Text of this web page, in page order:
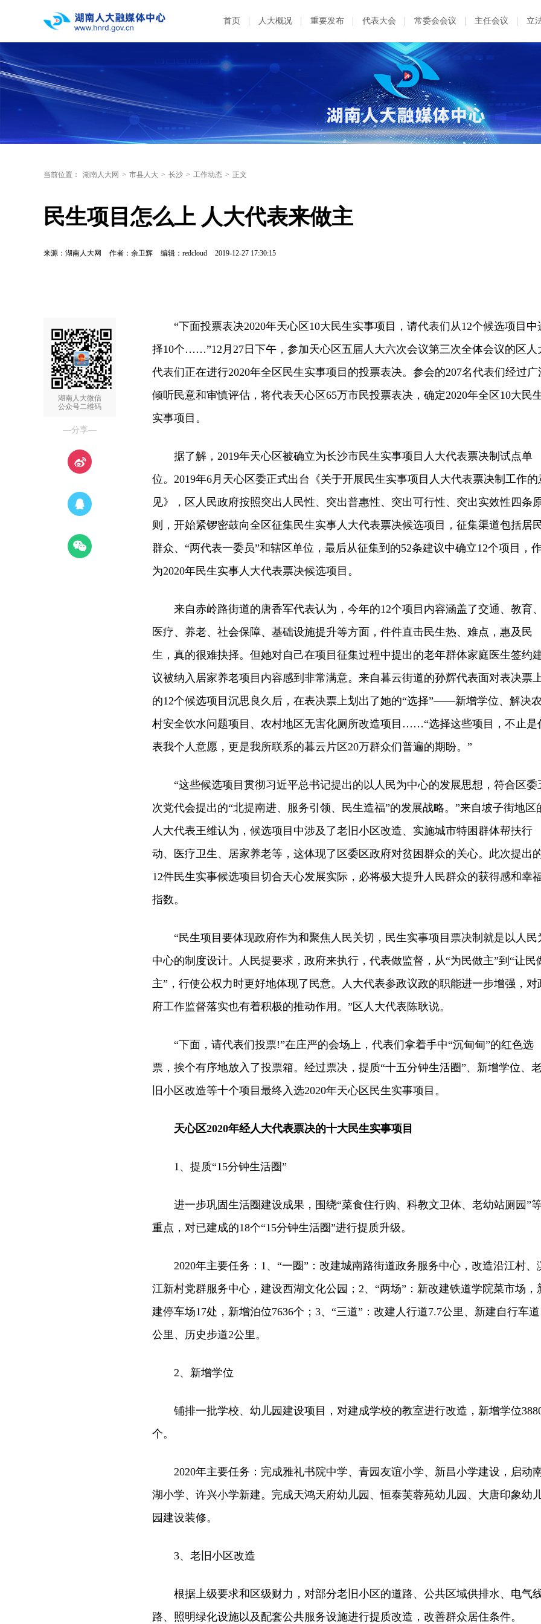
首页 人大概况 重要发布 代表大会 常委会会议 主任会议 立
当前位置： 湖南人大网 > 市县人大 > 长沙 > 工作动态 > 正文
民生项目怎么上 人大代表来做主
来源：湖南人大网 作者：余卫辉 编辑：redcloud 2019-12-27 17:30:15
湖南人大微信
公众号二维码
—分享—
“下面投票表决2020年天心区10大民生实事项目，请代表们从12个候选项目中
择10个……”12月27日下午，参加天心区五届人大六次会议第三次全体会议的区人
代表们正在进行2020年全区民生实事项目的投票表决。参会的207名代表们经过广
倾听民意和审慎评估，将代表天心区65万市民投票表决，确定2020年全区10大民
实事项目。
据了解，2019年天心区被确立为长沙市民生实事项目人大代表票决制试点单
位。2019年6月天心区委正式出台《关于开展民生实事项目人大代表票决制工作的
见》，区人民政府按照突出人民性、突出普惠性、突出可行性、突出实效性四条
则，开始紧锣密鼓向全区征集民生实事人大代表票决候选项目，征集渠道包括居
群众、“两代表一委员”和辖区单位，最后从征集到的52条建议中确立12个项目，
为2020年民生实事人大代表票决候选项目。
来自赤岭路街道的唐香军代表认为，今年的12个项目内容涵盖了交通、教育、
医疗、养老、社会保障、基础设施提升等方面，件件直击民生热、难点，惠及民
生，真的很难抉择。但她对自己在项目征集过程中提出的老年群体家庭医生签约
议被纳入居家养老项目内容感到非常满意。来自暮云街道的孙辉代表面对表决票
的12个候选项目沉思良久后，在表决票上划出了她的“选择”——新增学位、解决农
村安全饮水问题项目、农村地区无害化厕所改造项目……“选择这些项目，不止是
表我个人意愿，更是我所联系的暮云片区20万群众们普遍的期盼。”
“这些候选项目贯彻习近平总书记提出的以人民为中心的发展思想，符合区委
次党代会提出的“北提南进、服务引领、民生造福”的发展战略。”来自坡子街地区
人大代表王维认为，候选项目中涉及了老旧小区改造、实施城市特困群体帮扶行
动、医疗卫生、居家养老等，这体现了区委区政府对贫困群众的关心。此次提出
12件民生实事候选项目切合天心发展实际，必将极大提升人民群众的获得感和幸
指数。
“民生项目要体现政府作为和聚焦人民关切，民生实事项目票决制就是以人民
中心的制度设计。人民提要求，政府来执行，代表做监督，从“为民做主”到“让民
主”，行使公权力时更好地体现了民意。人大代表参政议政的职能进一步增强，对
府工作监督落实也有着积极的推动作用。”区人大代表陈耿说。
“下面，请代表们投票!”在庄严的会场上，代表们拿着手中“沉甸甸”的红色选
票，挨个有序地放入了投票箱。经过票决，提质“十五分钟生活圈”、新增学位、
旧小区改造等十个项目最终入选2020年天心区民生实事项目。
天心区2020年经人大代表票决的十大民生实事项目
1、提质“15分钟生活圈”
进一步巩固生活圈建设成果，围绕“菜食住行购、科教文卫体、老幼站厕园”
重点，对已建成的18个“15分钟生活圈”进行提质升级。
2020年主要任务：1、“一圈”：改建城南路街道政务服务中心，改造沿江村、
江新村党群服务中心，建设西湖文化公园；2、“两场”：新改建铁道学院菜市场，
建停车场17处，新增泊位7636个；3、“三道”：改建人行道7.7公里、新建自行车道
公里、历史步道2公里。
2、新增学位
铺排一批学校、幼儿园建设项目，对建成学校的教室进行改造，新增学位
个。
2020年主要任务：完成雅礼书院中学、青园友谊小学、新昌小学建设，启动
湖小学、许兴小学新建。完成天鸿天府幼儿园、恒泰芙蓉苑幼儿园、大唐印象幼
园建设装修。
3、老旧小区改造
根据上级要求和区级财力，对部分老旧小区的道路、公共区域供排水、电气
路、照明绿化设施以及配套公共服务设施进行提质改造，改善群众居住条件。